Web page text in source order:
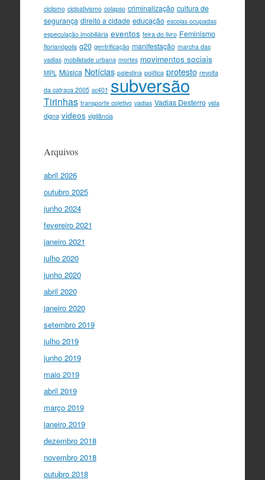
ciclismo cicloativismo colapso criminalização cultura de
segurança direito a cidade educação escolas ocupadas
especulação imobiliária eventos feira do livro Feminismo
florianópolis g20 gentrificação manifestação marcha das
vadias mobilidade urbana mortes movimentos sociais
MPL Música Notícias palestina política protesto revolta
da catraca 2005 sc401 subversão
Tirinhas transporte coletivo vadias Vadias Desterro vida
digna videos vigilância
Arquivos
abril 2026
outubro 2025
junho 2024
fevereiro 2021
janeiro 2021
julho 2020
junho 2020
abril 2020
janeiro 2020
setembro 2019
julho 2019
junho 2019
maio 2019
abril 2019
março 2019
janeiro 2019
dezembro 2018
novembro 2018
outubro 2018